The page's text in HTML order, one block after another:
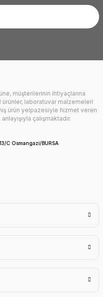
müşterilerinin ihtiyaçlarına
laboratuvar malzemeleri
ürün yelpazesiyle hizmet veren
çalışmaktadır.
C Osmangazi/BURSA